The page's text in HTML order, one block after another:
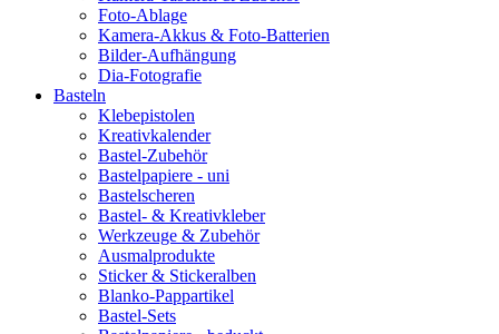
Foto-Ablage
Kamera-Akkus & Foto-Batterien
Bilder-Aufhängung
Dia-Fotografie
Basteln
Klebepistolen
Kreativkalender
Bastel-Zubehör
Bastelpapiere - uni
Bastelscheren
Bastel- & Kreativkleber
Werkzeuge & Zubehör
Ausmalprodukte
Sticker & Stickeralben
Blanko-Pappartikel
Bastel-Sets